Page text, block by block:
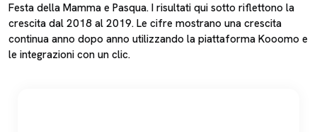
Festa della Mamma e Pasqua. I risultati qui sotto riflettono la
crescita dal 2018 al 2019. Le cifre mostrano una crescita
continua anno dopo anno utilizzando la piattaforma Kooomo e
le integrazioni con un clic.